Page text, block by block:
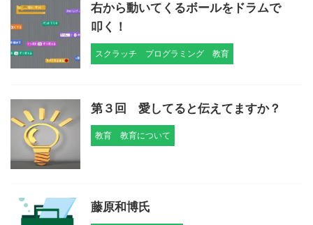
右から動いてくるボールをドラムで
叩く！
スクラッチ プログラミング 教育
第３回 愛してると伝えてますか？
教育 教育について
藤原和博氏